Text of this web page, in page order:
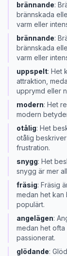
brännande:
brännskada
varm eller
brännande:
brännskada
varm eller
uppspelt: Het
attraktion,
upprymd eller
modern: Het
modern
otålig: Het
otålig
frustration.
snygg: Het
snygg är mer
fräsig: Fräsig
medan het kan
populärt.
angelägen:
medan het
passionerat.
glödande: